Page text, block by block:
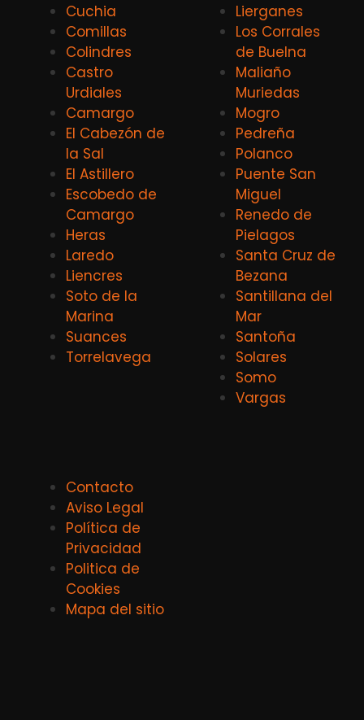
Cuchia
Comillas
Colindres
Castro
Urdiales
Camargo
El Cabezón de
la Sal
El Astillero
Escobedo de
Camargo
Heras
Laredo
Liencres
Soto de la
Marina
Suances
Torrelavega
Lierganes
Los Corrales
de Buelna
Maliaño
Muriedas
Mogro
Pedreña
Polanco
Puente San
Miguel
Renedo de
Pielagos
Santa Cruz de
Bezana
Santillana del
Mar
Santoña
Solares
Somo
Vargas
Contacto
Aviso Legal
Política de
Privacidad
Politica de
Cookies
Mapa del sitio